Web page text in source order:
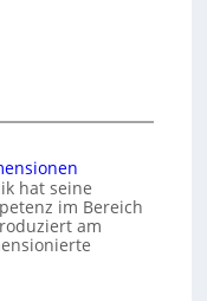
hat seine
im Bereich
am